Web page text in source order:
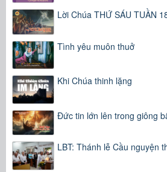
Lời Chúa THỨ SÁU TUẦN
Tình yêu muôn thuở
Khi Chúa thinh lặng
Đức tin lớn lên trong giông
LBT: Thánh lễ Cầu nguyện